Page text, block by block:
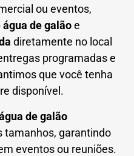
ou eventos,
de galãoe
diretamente no local
programadas e
que você tenha
disponível.
de galão
tamanhos, garantindo
eventos ou reuniões.